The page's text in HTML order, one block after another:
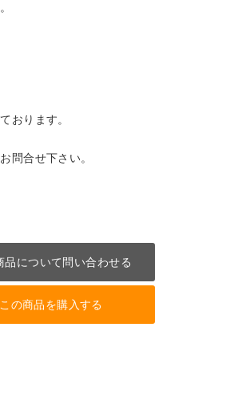
おります。
問合せ下さい。
品について問い合わせる
この商品を購入する